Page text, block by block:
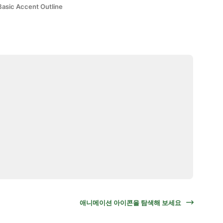
Accent Outline
애니메이션 아이콘을 탐색해 보세요